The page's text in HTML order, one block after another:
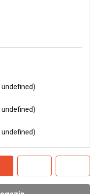
undefined)
undefined)
undefined)